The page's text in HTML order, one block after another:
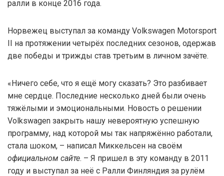
ралли в конце 2016 года.
Норвежец выступал за команду Volkswagen Motorsport
II на протяжении четырёх последних сезонов, одержав
две победы и трижды став третьим в личном зачёте.
«Ничего себе, что я ещё могу сказать? Это разбивает
мне сердце. Последние несколько дней были очень
тяжёлыми и эмоциональными. Новость о решении
Volkswagen закрыть нашу невероятную успешную
программу, над которой мы так напряжённо работали,
стала шоком, – написал Миккельсен на своём
официальном сайте. – Я пришел в эту команду в 2011
году и выступал за неё с Ралли Финляндия за рулём